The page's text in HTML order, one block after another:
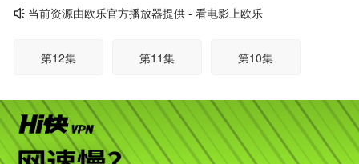
当前资源由欧乐官方播放器提供 - 看电影上欧乐
第12集 第11集 第10集
第06集 第05集 第04集